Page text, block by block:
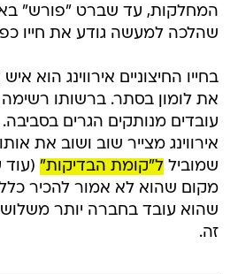
המחלקות, עד שברט "פורש"
שהלכה למעשה גודע את חייו
בחייו החיצוניים אירווינג הוא
את לומון בסתר. ברשותו
עובדים מנותקים הגרים
אירווינג מצייר שוב ושוב את
שמובילל"קומת הבדיקות"
מקום שהוא לא אמור להכיר כלל.
שהוא עובד בחברה יותר משלוש
זה.